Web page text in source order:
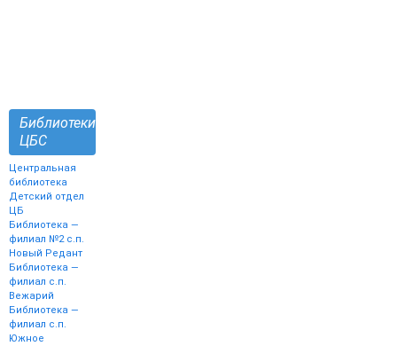
Библиотеки
ЦБС
Центральная
библиотека
Детский отдел
ЦБ
Библиотека —
филиал №2 с.п.
Новый Редант
Библиотека —
филиал с.п.
Вежарий
Библиотека —
филиал с.п.
Южное